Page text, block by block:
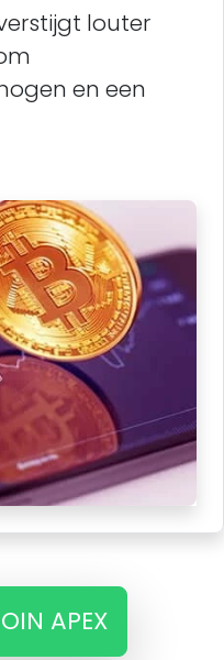
louter
en een
APEX